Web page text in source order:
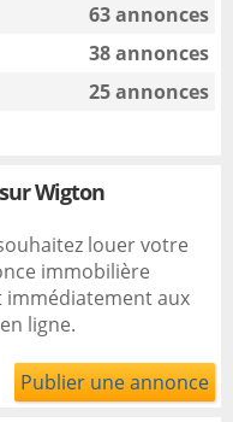
63 annonces
38 annonces
25 annonces
Wigton
louer votre
immobilière
immédiatement aux
ligne.
Publier une annonce